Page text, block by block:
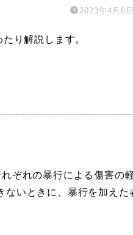
2023年4月6日
り解説します。
ぞれの暴行による傷害の
いときに、暴行を加えた